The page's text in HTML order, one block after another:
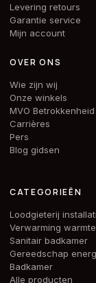
Levering retours
Garantie service
Mijn account
OVER ONS
Wie zijn wij
Onze winkels
MVO Betrokkenheid
Carrières
Pers
Blog gidsen
CATEGORIEËN
Loodgieterij
Verwarming
Sanitair badkamer
Gereedschap
Badkamer
Alle producten